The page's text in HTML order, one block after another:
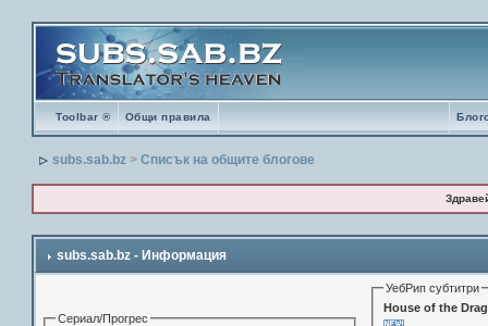
Toolbar ® Общи правила
subs.sab.bz >Списък на общите блогове
subs.sab.bz - Информация
Сериал/Прогрес
УебРип субтитри
House of the